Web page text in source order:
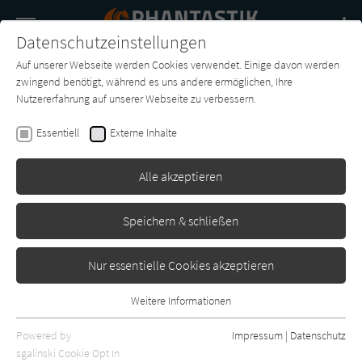
SUCHE
Buch-
Entdecker
Forum Charts
Poul Anderson
Die längste Reise
Erschienen: Januar 1976 0
Datenschutzeinstellungen
Auf unserer Webseite werden Cookies verwendet. Einige davon werden
zwingend benötigt, während es uns andere ermöglichen, Ihre
Nutzererfahrung auf unserer Webseite zu verbessern.
Essentiell Externe Inhalte
Alle akzeptieren
Speichern & schließen
Nur essentielle Cookies akzeptieren
Essentielle Cookies werden für grundlegende Funktionen der
Webseite benötigt. Dadurch ist gewährleistet, dass die Webseite
Weitere Informationen
Powered by
sgalinski Cookie Opt In
Impressum | Datenschutz